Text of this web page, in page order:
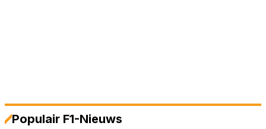
Populair F1-Nieuws